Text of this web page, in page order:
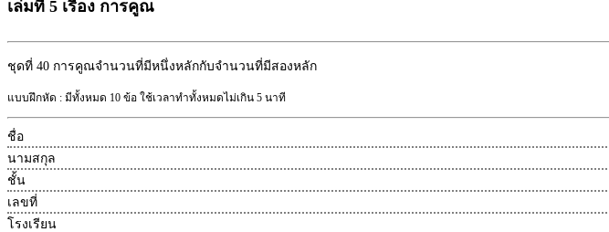
เล่มที่ 5 เรื่อง การคูณ
ชุดที่ 40 การคูณจำนวนที่มีหนึ่งหลักกับจำนวนที่มีสองหลัก
แบบฝึกหัด : มีทั้งหมด 10 ข้อ ใช้เวลาทำทั้งหมดไม่เกิน 5 นาที
ชื่อ
นามสกุล
ชั้น
เลขที่
โรงเรียน